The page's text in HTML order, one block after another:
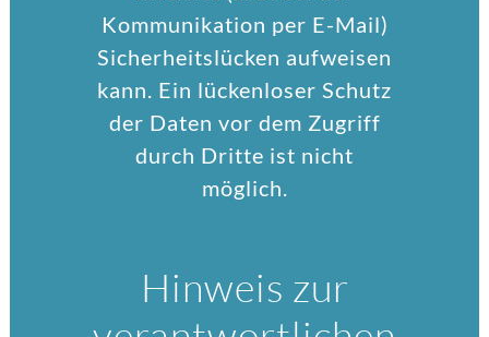
Kommunikation per E-Mail)
Sicherheitslücken aufweisen
kann. Ein lückenloser Schutz
der Daten vor dem Zugriff
durch Dritte ist nicht
möglich.
Hinweis zur